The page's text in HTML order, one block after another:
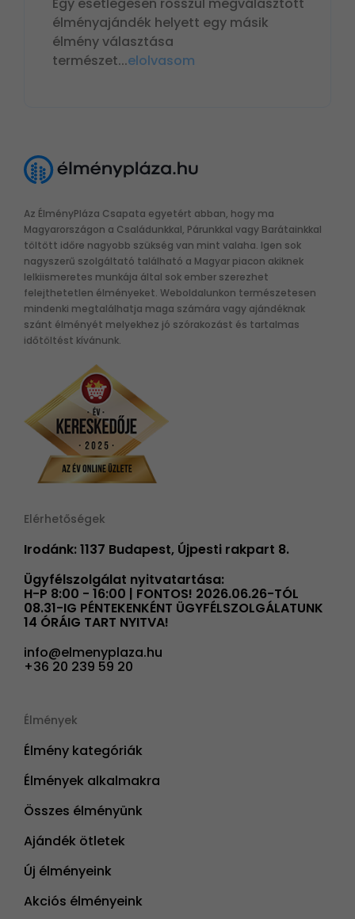
élményajándék helyett egy másik
élmény választása
természet...elolvasom
Az ÉlményPláza Csapata egyetért abban, hogy ma
Magyarországon a Családunkkal, Párunkkal vagy Barátainkkal
töltött időre nagyobb szükség van mint valaha. Igen sok
nagyszerű szolgáltató található a Magyar piacon akiknek
lelkiismeretes munkája által sok ember szerezhet
felejthetetlen élményeket. Weboldalunkon természetesen
mindenki megtalálhatja maga számára vagy ajándéknak
szánt élményét melyekhez jó szórakozást és tartalmas
időtöltést kívánunk.
Elérhetőségek
Irodánk: 1137 Budapest, Újpesti rakpart 8.
Ügyfélszolgálat nyitvatartása:
H-P 8:00 - 16:00 | FONTOS! 2026.06.26-TÓL
08.31-IG PÉNTEKENKÉNT ÜGYFÉLSZOLGÁLATUNK
14 ÓRÁIG TART NYITVA!
info@elmenyplaza.hu
+36 20 239 59 20
Élmények
Élmény kategóriák
Élmények alkalmakra
Összes élményünk
Ajándék ötletek
Új élményeink
Akciós élményeink